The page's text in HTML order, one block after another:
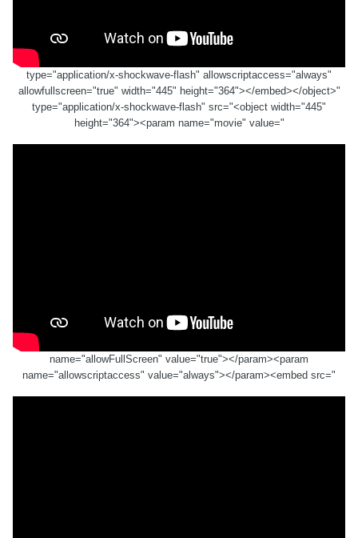
type="application/x-shockwave-flash" allowscriptaccess="always"
allowfullscreen="true" width="445" height="364"></embed></object>"
type="application/x-shockwave-flash" src="<object width="445"
height="364"><param name="movie" value="
name="allowFullScreen" value="true"></param><param
name="allowscriptaccess" value="always"></param><embed src="